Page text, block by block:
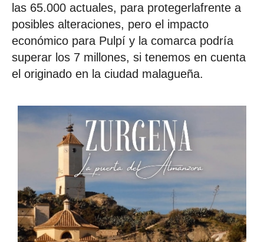
las 65.000 actuales, para protegerlafrente a
posibles alteraciones, pero el impacto
económico para Pulpí y la comarca podría
superar los 7 millones, si tenemos en cuenta
el originado en la ciudad malagueña.